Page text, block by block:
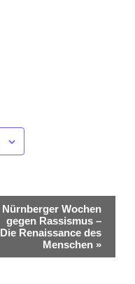
Nürnberger Wochen
gegen Rassismus –
Die Renaissance des
Menschen »